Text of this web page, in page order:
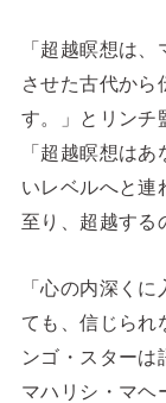
「超越瞑想は
させた古代から
す。」とリンチ
「超越瞑想は
いレベルへと連
至り、超越する
「心の内深く
ても、信じられ
ンゴ・スターは
マハリシ・マヘ